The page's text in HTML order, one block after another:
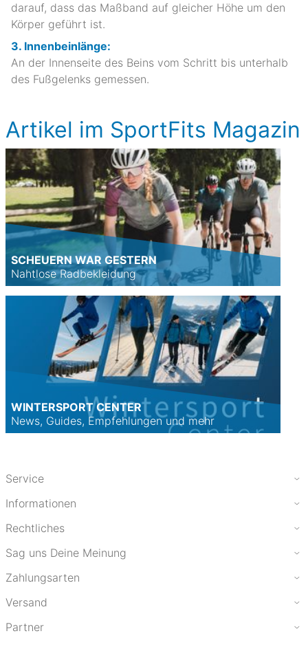
darauf, dass das Maßband auf gleicher Höhe um den
Körper geführt ist.
3. Innenbeinlänge:
An der Innenseite des Beins vom Schritt bis unterhalb
des Fußgelenks gemessen.
Artikel im SportFits Magazin
SCHEUERN WAR GESTERN
Nahtlose Radbekleidung
WINTERSPORT CENTER
News, Guides, Empfehlungen und mehr
Service
Informationen
Rechtliches
Sag uns Deine Meinung
Zahlungsarten
Versand
Partner